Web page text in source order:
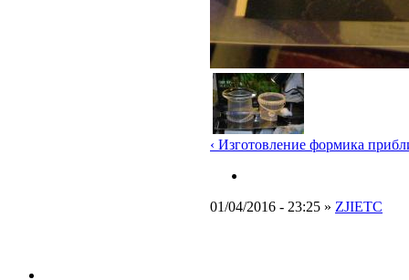
‹ Изготовление формика
01/04/2016 - 23:25 » ZJIETC